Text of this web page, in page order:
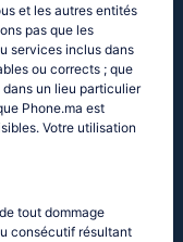
et les autres entités
pas que les
services inclus dans
ou corrects ; que
un lieu particulier
Phone.ma est
Votre utilisation
tout dommage
consécutif résultant